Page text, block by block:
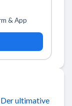
& App
ultimative